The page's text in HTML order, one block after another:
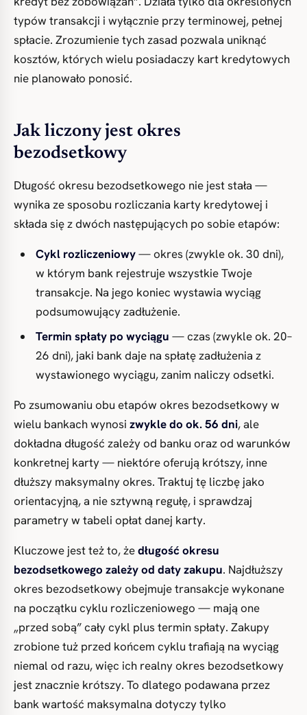
typów transakcji i wyłącznie przy terminowej, pełnej
spłacie. Zrozumienie tych zasad pozwala uniknąć
kosztów, których wielu posiadaczy kart kredytowych
nie planowało ponosić.
Jak liczony jest okres
bezodsetkowy
Długość okresu bezodsetkowego nie jest stała —
wynika ze sposobu rozliczania karty kredytowej i
składa się z dwóch następujących po sobie etapów:
Cykl rozliczeniowy— okres (zwykle ok. 30 dni),
w którym bank rejestruje wszystkie Twoje
transakcje. Na jego koniec wystawia wyciąg
podsumowujący zadłużenie.
Termin spłaty po wyciągu — czas (zwykle ok. 20–
26 dni), jaki bank daje na spłatę zadłużenia z
wystawionego wyciągu, zanim naliczy odsetki.
Po zsumowaniu obu etapów okres bezodsetkowy w
wielu bankach wynosi zwykle do ok. 56 dni, ale
dokładna długość zależy od banku oraz od warunków
konkretnej karty — niektóre oferują krótszy, inne
dłuższy maksymalny okres. Traktuj tę liczbę jako
orientacyjną, a nie sztywną regułę, i sprawdzaj
parametry w tabeli opłat danej karty.
Kluczowe jest też to, żedługość okresu
bezodsetkowego zależy od daty zakupu. Najdłuższy
okres bezodsetkowy obejmuje transakcje wykonane
na początku cyklu rozliczeniowego — mają one
„przed sobą” cały cykl plus termin spłaty. Zakupy
zrobione tuż przed końcem cyklu trafiają na wyciąg
niemal od razu, więc ich realny okres bezodsetkowy
jest znacznie krótszy. To dlatego podawana przez
bank wartość maksymalna dotyczy tylko